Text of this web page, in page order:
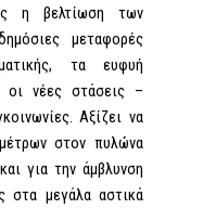
η βελτίωση των
μεταφορές
τα ευφυή
οι νέες στάσεις –
Αξίζει να
στον πυλώνα
για την άμβλυνση
στα μεγάλα αστικά